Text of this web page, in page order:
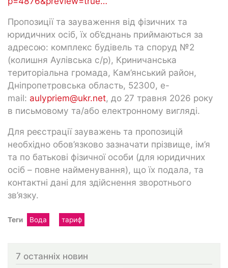
Пропозиції та зауваження від фізичних та
юридичних осіб, їх об’єднань приймаються за
адресою: комплекс будівель та споруд №2
(колишня Аулівська с/р), Криничанська
територіальна громада, Кам’янський район,
Дніпропетровська область, 52300, e-
mail: aulypriem@ukr.net, до 27 травня 2026 року
в письмовому та/або електронному вигляді.
Для реєстрації зауважень та пропозицій
необхідно обов’язково зазначати прізвище, ім’я
та по батькові фізичної особи (для юридичних
осіб – повне найменування), що їх подала, та
контактні дані для здійснення зворотнього
зв’язку.
Теги Вода тариф
7 останніх новин